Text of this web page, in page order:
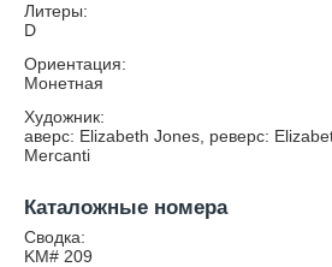
Литеры:
D
Ориентация:
Монетная
Художник:
аверс: Elizabeth Jones, реверс:
Mercanti
Каталожные номера
Сводка:
KM# 209